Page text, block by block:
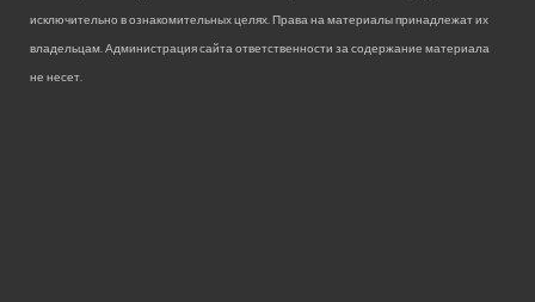
исключительно в ознакомительных целях. Права на материалы принадлежат их
владельцам. Администрация сайта ответственности за содержание материала
не несет.